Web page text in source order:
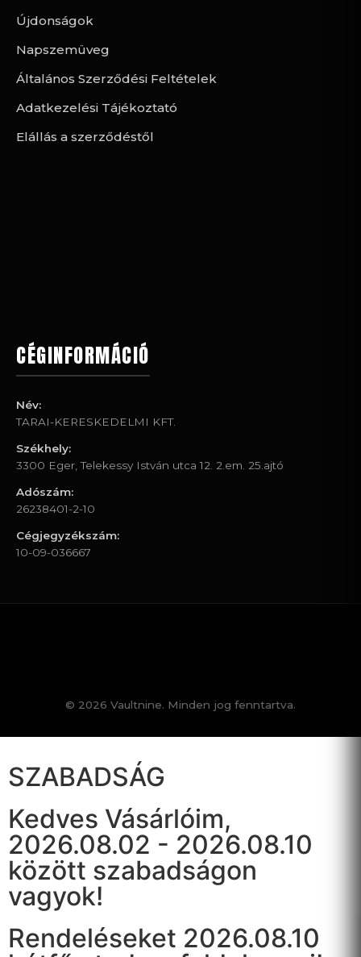
Újdonságok
Napszemüveg
Általános Szerződési Feltételek
Adatkezelési Tájékoztató
Elállás a szerződéstől
CÉGINFORMÁCIÓ
Név:
TARAI-KERESKEDELMI KFT.
Székhely:
3300 Eger, Telekessy István utca 12. 2.em. 25.ajtó
Adószám:
26238401-2-10
Cégjegyzékszám:
10-09-036667
© 2026 Vaultnine. Minden jog fenntartva.
SZABADSÁG
Kedves Vásárlóim,
2026.08.02 - 2026.08.10
között szabadságon
vagyok!
Rendeléseket 2026.08.10